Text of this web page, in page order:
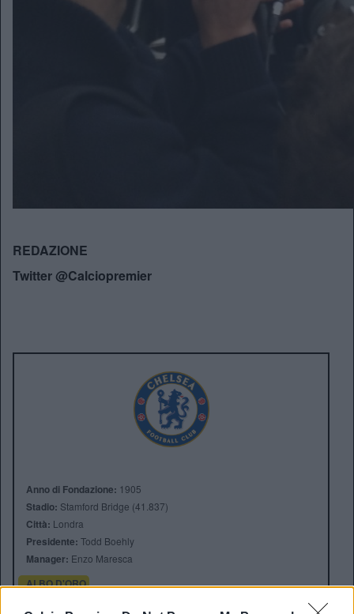
REDAZIONE
Twitter @Calciopremier
Anno di Fondazione: 1905
Stadio: Stamford Bridge (41.837)
Città: Londra
Presidente: Todd Boehly
Manager: Enzo Maresca
ALBO D'ORO